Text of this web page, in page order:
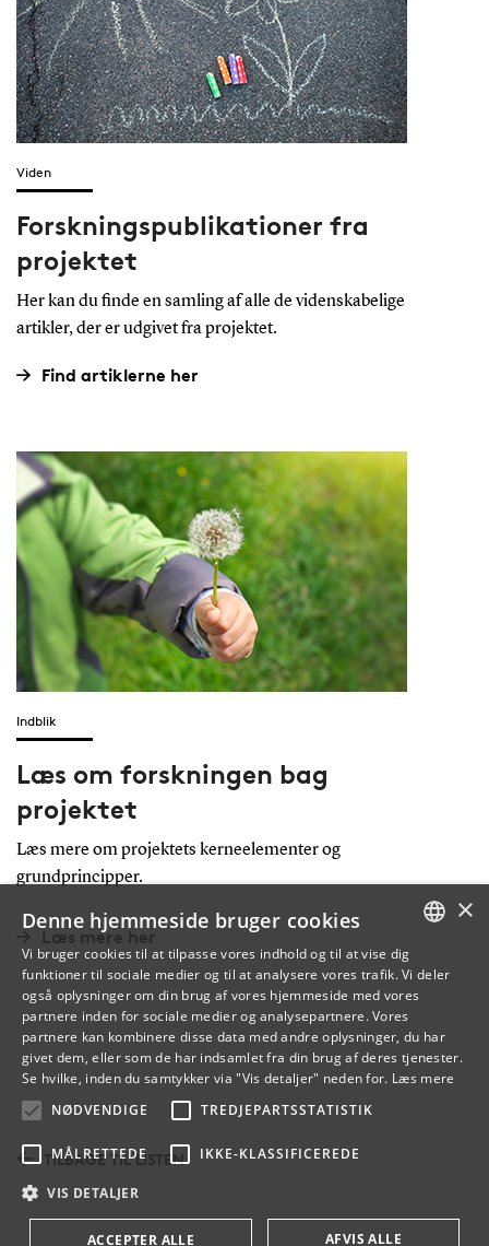
Viden
Forskningspublikationer fra
projektet
Her kan du finde en samling af alle de videnskabelige
artikler, der er udgivet fra projektet.
Find artiklerne her
Indblik
Læs om forskningen bag
projektet
Læs mere om projektets kerneelementer og
grundprincipper.
Læs mere her
TILBAGE TIL LISTEN
DANISH
DANISH
×
Denne hjemmeside bruger cookies
Vi bruger cookies til at tilpasse vores indhold og til at vise dig
funktioner til sociale medier og til at analysere vores trafik. Vi deler
også oplysninger om din brug af vores hjemmeside med vores
partnere inden for sociale medier og analysepartnere. Vores
partnere kan kombinere disse data med andre oplysninger, du har
givet dem, eller som de har indsamlet fra din brug af deres tjenester.
Se hvilke, inden du samtykker via "Vis detaljer" neden for. Læs mere
NØDVENDIGE
TREDJEPARTSSTATISTIK
MÅLRETTEDE IKKE-KLASSIFICEREDE
VIS DETALJER
ACCEPTER ALLE AFVIS ALLE